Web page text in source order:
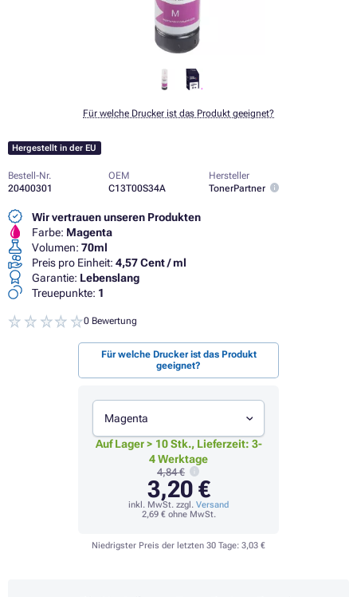
Für welche Drucker ist das Produkt geeignet?
Hergestellt in der EU
Bestell-Nr.
20400301
OEM
C13T00S34A
Hersteller
TonerPartner
Wir vertrauen unseren Produkten
Farbe: Magenta
Volumen: 70ml
Preis pro Einheit: 4,57 Cent / ml
Garantie: Lebenslang
Treuepunkte: 1
0 Bewertung
Für welche Drucker ist das Produkt
geeignet?
Magenta
Auf Lager > 10 Stk., Lieferzeit: 3-
4 Werktage
4,84 €
3,20 €
inkl. MwSt. zzgl. Versand
2,69 €ohne MwSt.
Niedrigster Preis der letzten 30 Tage: 3,03 €